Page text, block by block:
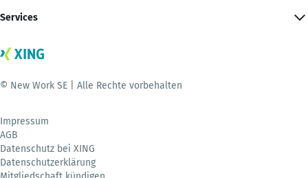
Services
© New Work SE | Alle Rechte vorbehalten
Impressum
AGB
Datenschutz bei XING
Datenschutzerklärung